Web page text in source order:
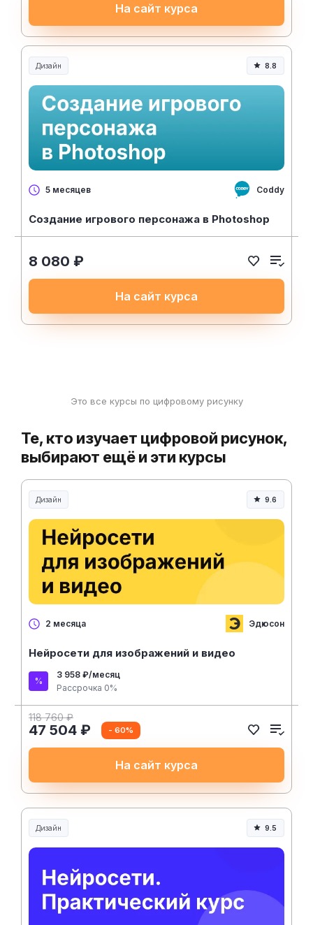
На сайт курса
Дизайн 8.8
5 месяцев Coddy
Создание игрового персонажа в Photoshop
8 080 ₽
На сайт курса
Это все курсы по цифровому рисунку
Те, кто изучает цифровой рисунок,
выбирают ещё и эти курсы
Дизайн 9.6
2 месяца Эдюсон
Нейросети для изображений и видео
3 958 ₽/месяц
Рассрочка 0%
118 760 ₽
47 504 ₽ - 60%
На сайт курса
Дизайн 9.5